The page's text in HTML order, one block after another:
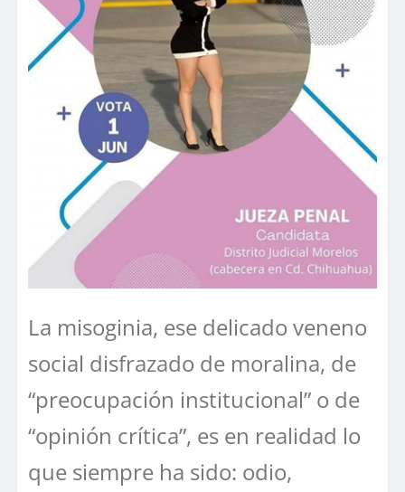
La misoginia, ese delicado veneno
social disfrazado de moralina, de
“preocupación institucional” o de
“opinión crítica”, es en realidad lo
que siempre ha sido: odio,